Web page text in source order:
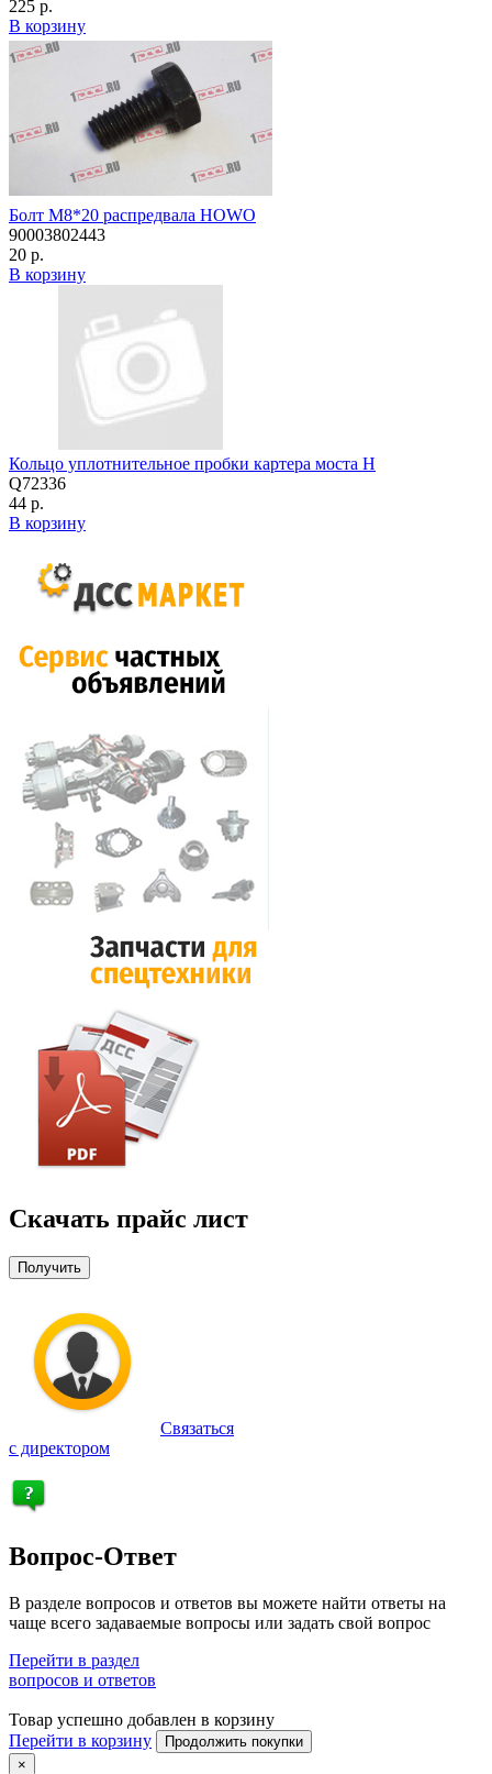
225 р.
В корзину
Болт М8*20 распредвала HOWO
90003802443
20 р.
В корзину
Кольцо уплотнительное пробки картера моста H
Q72336
44 р.
В корзину
Скачать прайс лист
Получить
Связаться
с директором
Вопрос-Ответ
В разделе вопросов и ответов вы можете найти ответы на
чаще всего задаваемые вопросы или задать свой вопрос
Перейти в раздел
вопросов и ответов
Товар успешно добавлен в корзину
Перейти в корзину
Продолжить покупки
×